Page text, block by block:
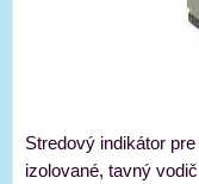
Stredový indikátor
izolované, tavný